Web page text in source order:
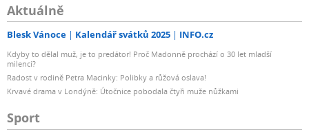
Aktuálně
Blesk Vánoce Kalendář svátků 2025 INFO.cz
Kdyby to dělal muž, je to predátor! Proč Madonně prochází o 30 let mladší
milenci?
Radost v rodině Petra Macinky: Polibky a růžová oslava!
Krvavé drama v Londýně: Útočnice pobodala čtyři muže nůžkami
Sport